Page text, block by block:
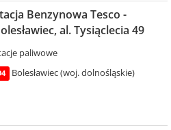
Benzynowa Tesco -
al. Tysiąclecia 49
paliwowe
Bolesławiec (woj. dolnośląskie)